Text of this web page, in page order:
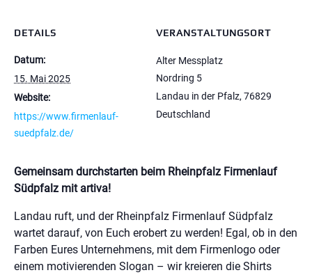
Gemeinsam durchstarten beim Rheinpfalz Firmenlauf
Südpfalz mit artiva!
Landau ruft, und der Rheinpfalz Firmenlauf Südpfalz
wartet darauf, von Euch erobert zu werden! Egal, ob in den
Farben Eures Unternehmens, mit dem Firmenlogo oder
einem motivierenden Slogan – wir kreieren die Shirts
DETAILS
Datum:
15. Mai 2025
Website:
https://www.firmenlauf-
suedpfalz.de/
VERANSTALTUNGSORT
Alter Messplatz
Nordring 5
Landau in der Pfalz, 76829
Deutschland